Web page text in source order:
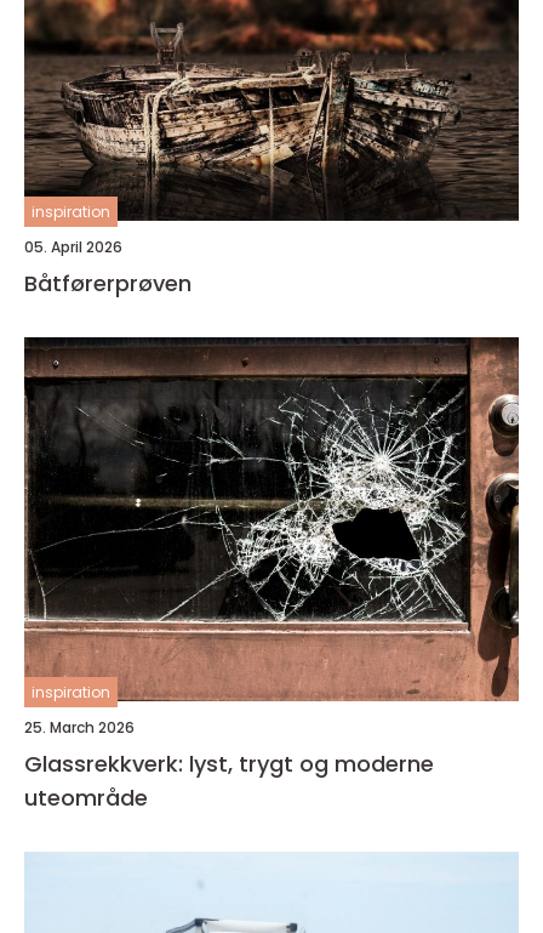
inspiration
05. April 2026
Båtførerprøven
inspiration
25. March 2026
Glassrekkverk: lyst, trygt og moderne
uteområde